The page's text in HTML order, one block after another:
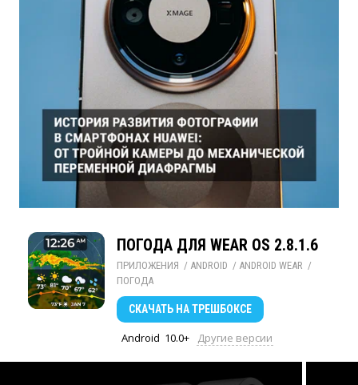
ПОГОДА ДЛЯ WEAR OS 2.8.1.6
ПРИЛОЖЕНИЯ / ANDROID / ANDROID WEAR /
ПОГОДА
СКАЧАТЬ НА ТРЕШБОКСЕ
Android 10.0+ Другие версии